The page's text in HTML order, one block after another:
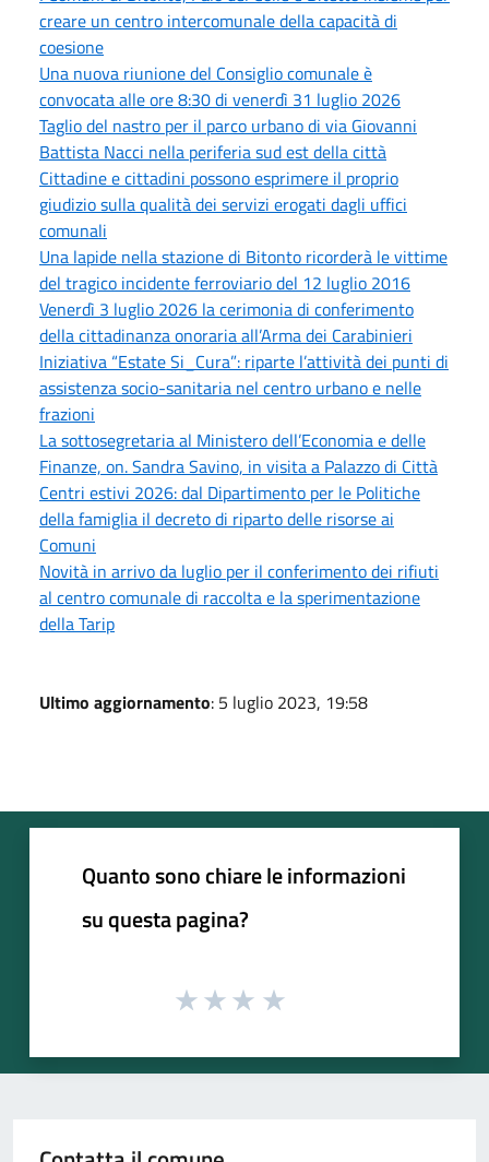
creare un centro intercomunale della capacità di
coesione
Una nuova riunione del Consiglio comunale è
convocata alle ore 8:30 di venerdì 31 luglio 2026
Taglio del nastro per il parco urbano di via Giovanni
Battista Nacci nella periferia sud est della città
Cittadine e cittadini possono esprimere il proprio
giudizio sulla qualità dei servizi erogati dagli uffici
comunali
Una lapide nella stazione di Bitonto ricorderà le vittime
del tragico incidente ferroviario del 12 luglio 2016
Venerdì 3 luglio 2026 la cerimonia di conferimento
della cittadinanza onoraria all’Arma dei Carabinieri
Iniziativa “Estate Si_Cura”: riparte l’attività dei punti di
assistenza socio-sanitaria nel centro urbano e nelle
frazioni
La sottosegretaria al Ministero dell’Economia e delle
Finanze, on. Sandra Savino, in visita a Palazzo di Città
Centri estivi 2026: dal Dipartimento per le Politiche
della famiglia il decreto di riparto delle risorse ai
Comuni
Novità in arrivo da luglio per il conferimento dei rifiuti
al centro comunale di raccolta e la sperimentazione
della Tarip
Ultimo aggiornamento: 5 luglio 2023, 19:58
Quanto sono chiare le informazioni
su questa pagina?